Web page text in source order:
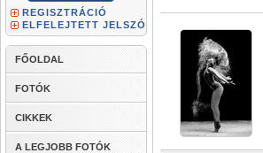
REGISZTRÁCIÓ
ELFELEJTETT JELSZÓ
FŐOLDAL
FOTÓK
CIKKEK
A LEGJOBB FOTÓK